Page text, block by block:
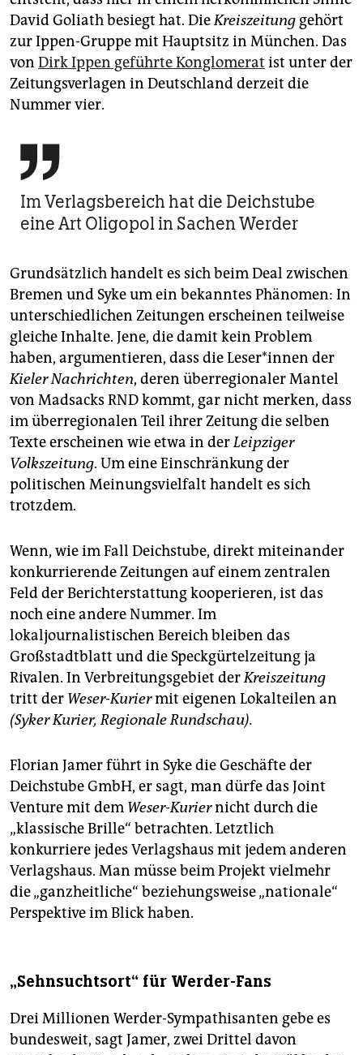
David Go­liath besiegt hat. DieKreiszeitung gehört
zur Ippen-Gruppe mit Hauptsitz in München. Das
von Dirk Ippen geführte Konglomerat ist unter der
Zeitungsverlagen in Deutschland derzeit die
Nummer vier.

Im Verlags­bereich hat die Deichstube
eine Art Oligopol in Sachen Werder
Grundsätzlich handelt es sich beim Deal zwischen
Bremen und Syke um ein bekanntes Phänomen: In
unterschiedlichen Zeitungen erscheinen teilweise
gleiche Inhalte. Jene, die damit kein Problem
haben, argumentieren, dass die Le­se­r*in­nen der
Kieler Nachrichten, deren überregionaler Mantel
von Madsacks RND kommt, gar nicht merken, dass
im überregionalen Teil ihrer Zeitung die selben
Texte erscheinen wie etwa in derLeipziger
Volkszeitung. Um eine Einschränkung der
politischen Meinungsvielfalt handelt es sich
trotzdem.
Wenn, wie im Fall Deichstube, direkt miteinander
konkurrierende Zeitungen auf einem zentralen
Feld der Berichterstattung kooperieren, ist das
noch eine andere Nummer. Im
lokaljournalistischen Bereich bleiben das
Großstadtblatt und die Speckgürtelzeitung ja
Rivalen. In Verbreitungsgebiet derKreiszeitung
tritt der Weser-Kuriermit eigenen Lokalteilen an
(Syker Kurier, Regionale Rundschau).
Florian Jamer führt in Syke die Geschäfte der
Deichstube GmbH, er sagt, man dürfe das Joint
Venture mit dem Weser-Kuriernicht durch die
„klassische Brille“ betrachten. Letztlich
konkurriere jedes Verlagshaus mit jedem anderen
Verlagshaus. Man müsse beim Projekt vielmehr
die „ganzheitliche“ beziehungsweise „nationale“
Perspektive im Blick haben.
„Sehnsuchtsort“ für Werder-Fans
Drei Millionen Werder-Sympathisanten gebe es
bundesweit, sagt Jamer, zwei Drittel davon